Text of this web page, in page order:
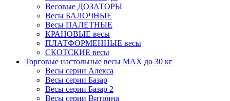
Весовые ДОЗАТОРЫ
Весы БАЛОЧНЫЕ
Весы ПАЛЕТНЫЕ
КРАНОВЫЕ весы
ПЛАТФОРМЕННЫЕ весы
СКОТСКИЕ весы
Торговые настольные весы MAX до 30 кг
Весы серии Алекса
Весы серии Базар
Весы серии Базар 2
Весы серии Витрина